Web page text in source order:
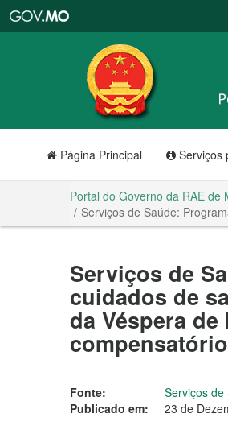
RAE
de
Macau
Página Principal Serviços
Portal do Governo da RAE de
Serviços de Saúde:
Serviços de
cuidados de
da Véspera
Fonte:
Serviços de
Publicado em:
23 de